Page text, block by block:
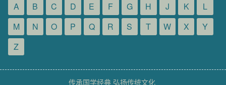
A B C D E F G H J K
L
M
N O P Q R S T W X
Y
Z
传承国学经典 弘扬传统文化